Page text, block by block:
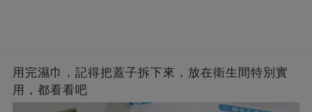
用完濕巾，記得把蓋子拆下來，放在衛生間特別實
用，都看看吧